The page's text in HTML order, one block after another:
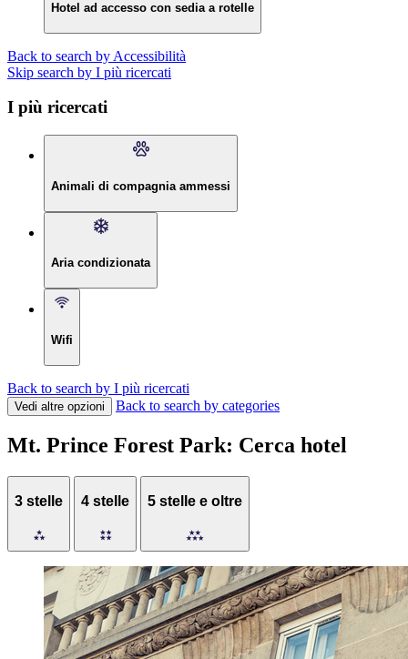
Hotel ad accesso con sedia a rotelle
Back to search by Accessibilità
Skip search by I più ricercati
I più ricercati
Animali di compagnia ammessi
Aria condizionata
Wifi
Back to search by I più ricercati
Vedi altre opzioni Back to search by categories
Mt. Prince Forest Park: Cerca hotel
3 stelle 4 stelle 5 stelle e oltre